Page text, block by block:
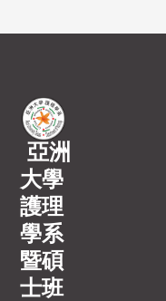
亞洲
大學
護理
學系
暨碩
士班